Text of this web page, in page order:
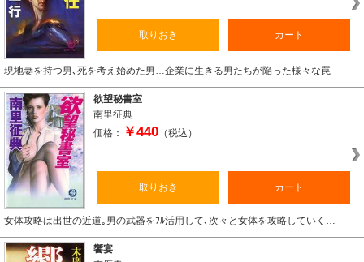
取りおき カート
現地妻を持つ男､死を考え始めた男…企業に生きる男たちが陥った様々な罠
欲望秘書室
南里征典
価格：
￥440 （税込）
取りおき カート
女体攻略は出世の近道｡男の武器をﾌﾙ活用して､次々と女体を攻略していく…
饗宴